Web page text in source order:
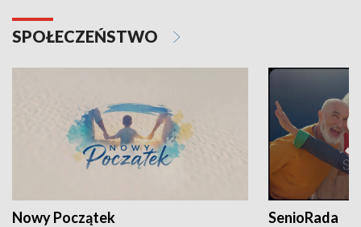
SPOŁECZEŃSTWO
Nowy Początek SenioRada